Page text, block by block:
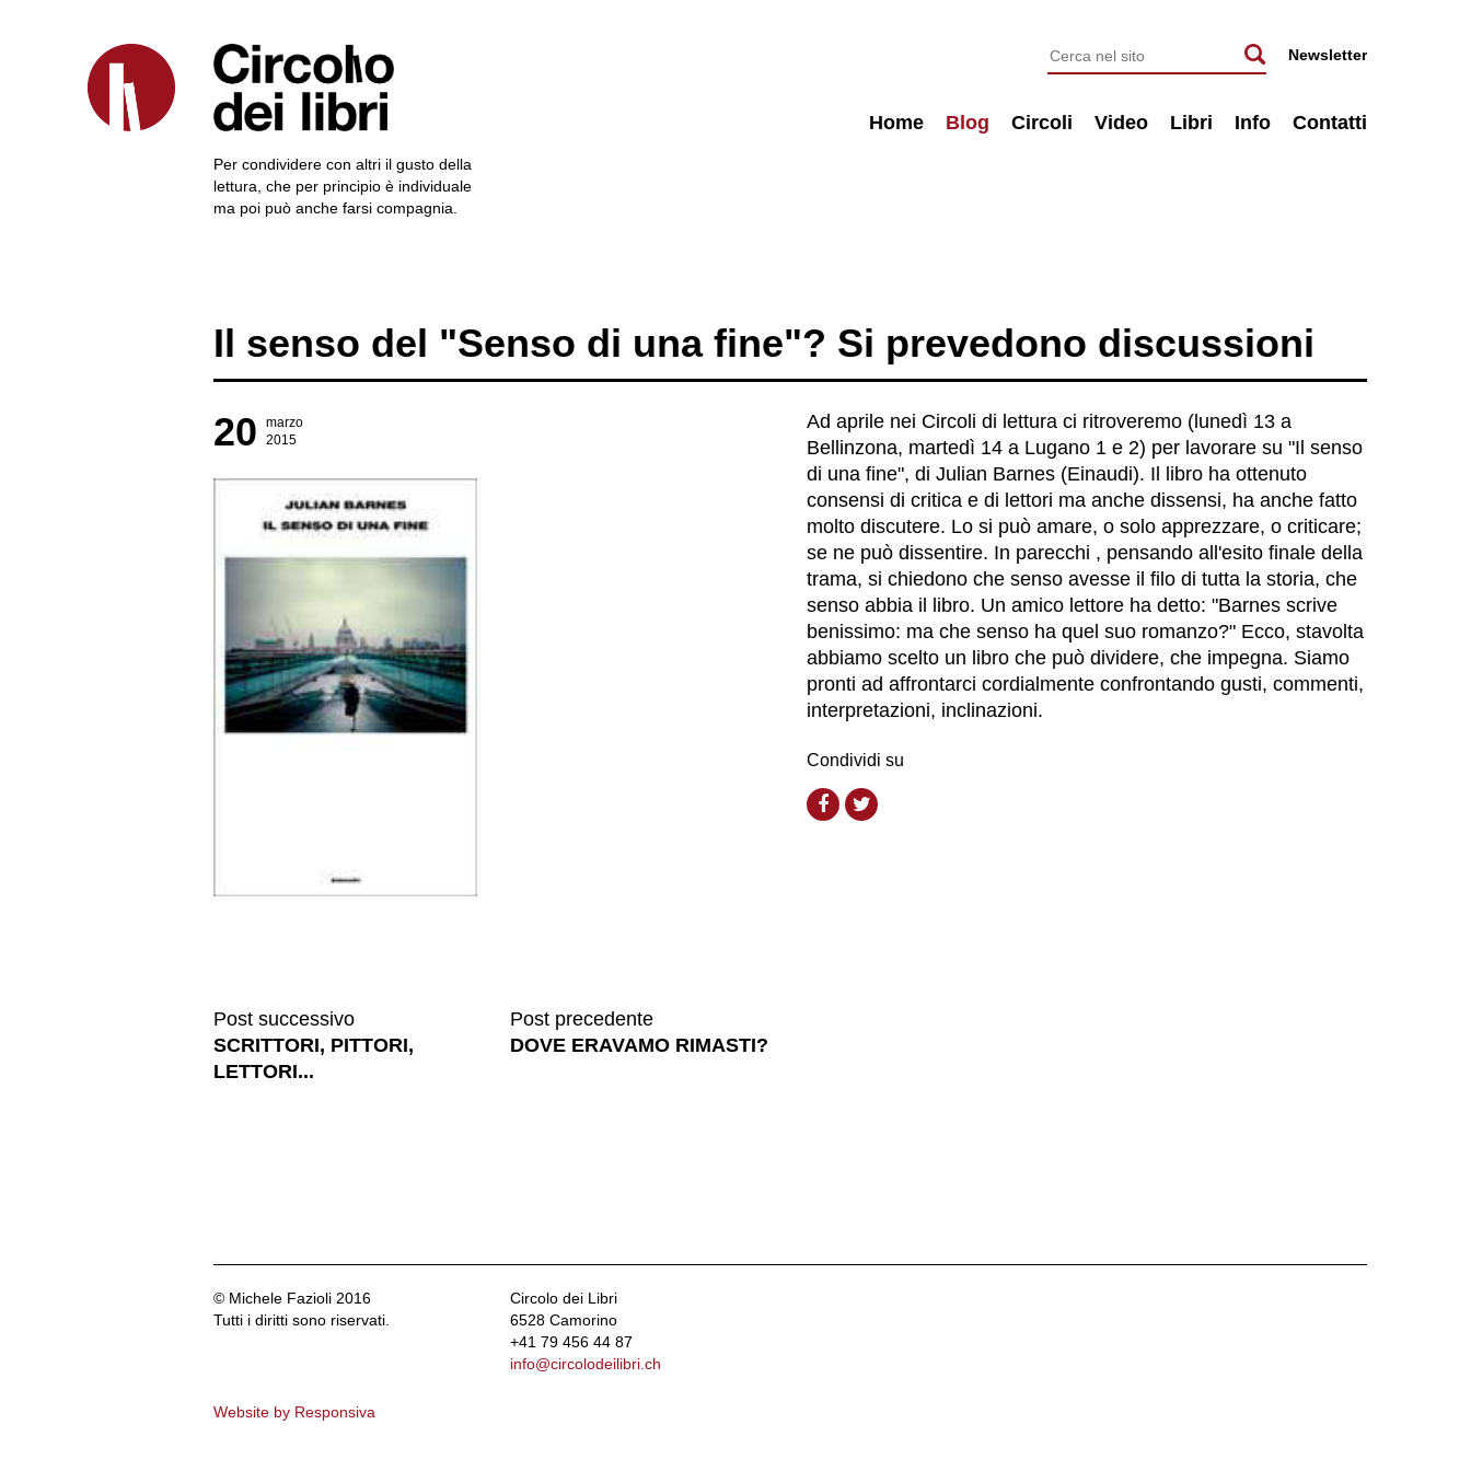
Newsletter
Home Blog Circoli Video Libri Info Contatti
Per condividere con altri il gusto della
lettura, che per principio è individuale
ma poi può anche farsi compagnia.
Il senso del "Senso di una fine"? Si prevedono discussioni
20
marzo
2015
Ad aprile nei Circoli di lettura ci ritroveremo (lunedì 13 a
Bellinzona, martedì 14 a Lugano 1 e 2) per lavorare su "Il senso
di una fine", di Julian Barnes (Einaudi). Il libro ha ottenuto
consensi di critica e di lettori ma anche dissensi, ha anche fatto
molto discutere. Lo si può amare, o solo apprezzare, o criticare;
se ne può dissentire. In parecchi , pensando all'esito finale della
trama, si chiedono che senso avesse il filo di tutta la storia, che
senso abbia il libro. Un amico lettore ha detto: "Barnes scrive
benissimo: ma che senso ha quel suo romanzo?" Ecco, stavolta
abbiamo scelto un libro che può dividere, che impegna. Siamo
pronti ad affrontarci cordialmente confrontando gusti, commenti,
interpretazioni, inclinazioni.
Condividi su
Post successivo
SCRITTORI, PITTORI,
LETTORI...
Post precedente
DOVE ERAVAMO RIMASTI?
© Michele Fazioli 2016
Tutti i diritti sono riservati.
Circolo dei Libri
6528 Camorino
+41 79 456 44 87
info@circolodeilibri.ch
Website by Responsiva